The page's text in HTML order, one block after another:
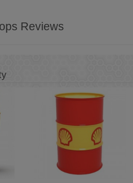
Reviews